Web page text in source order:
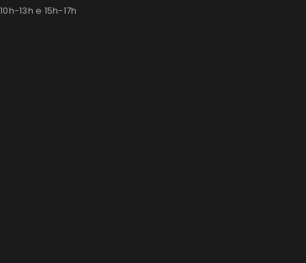
10h-13h e 15h-17h